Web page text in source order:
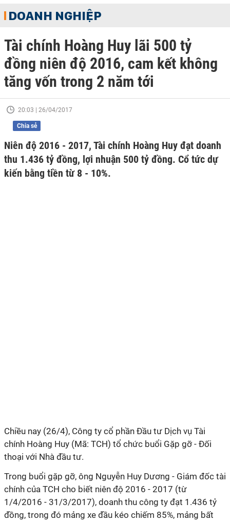
DOANH NGHIỆP
Tài chính Hoàng Huy lãi 500 tỷ
đồng niên độ 2016, cam kết không
tăng vốn trong 2 năm tới
20:03 | 26/04/2017
Chia sẻ
Niên độ 2016 - 2017, Tài chính Hoàng Huy đạt doanh
thu 1.436 tỷ đồng, lợi nhuận 500 tỷ đồng. Cổ tức dự
kiến bằng tiền từ 8 - 10%.
Chiều nay (26/4), Công ty cổ phần Đầu tư Dịch vụ Tài
chính Hoàng Huy (Mã: TCH) tổ chức buổi Gặp gỡ - Đối
thoại với Nhà đầu tư.
Trong buổi gặp gỡ, ông Nguyễn Huy Dương - Giám đốc tài
chính của TCH cho biết niên độ 2016 - 2017 (từ
1/4/2016 - 31/3/2017), doanh thu công ty đạt 1.436 tỷ
đồng, trong đó mảng xe đầu kéo chiếm 85%, mảng bất